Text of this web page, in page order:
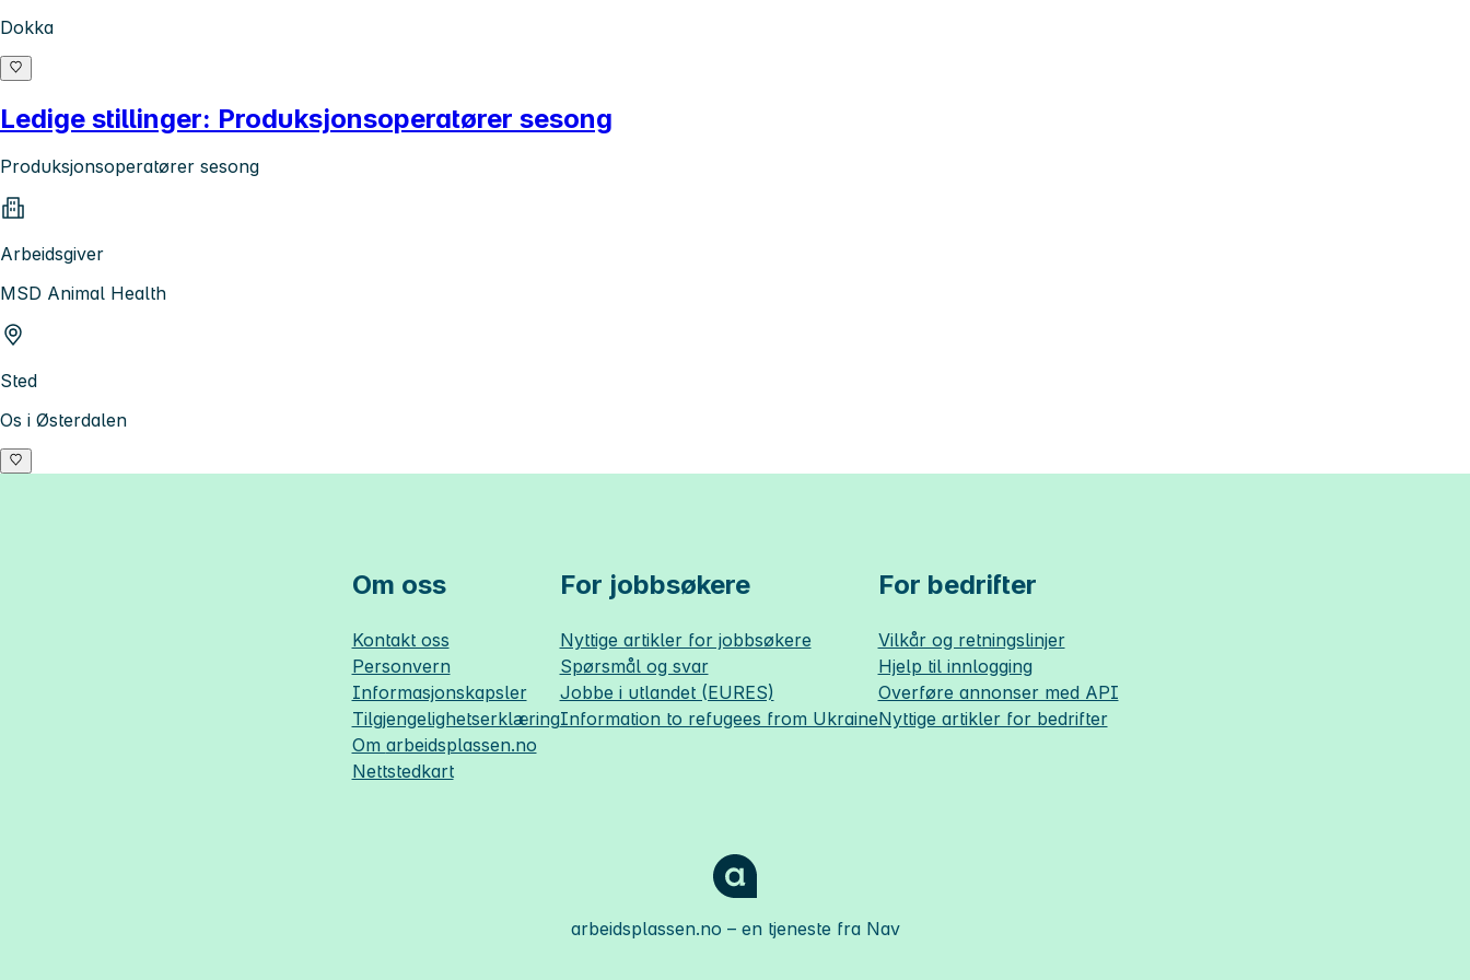
Dokka
Ledige stillinger: Produksjonsoperatører sesong
Produksjonsoperatører sesong
Arbeidsgiver
MSD Animal Health
Sted
Os i Østerdalen
Om oss
Kontakt oss
Personvern
Informasjonskapsler
Tilgjengelighetserklæring
Om arbeidsplassen.no
Nettstedkart
For jobbsøkere
Nyttige artikler for jobbsøkere
Spørsmål og svar
Jobbe i utlandet (EURES)
Information to refugees from Ukraine
For bedrifter
Vilkår og retningslinjer
Hjelp til innlogging
Overføre annonser med API
Nyttige artikler for bedrifter
arbeidsplassen.no – en tjeneste fra Nav